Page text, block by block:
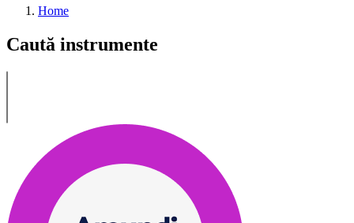
Home
Caută instrumente